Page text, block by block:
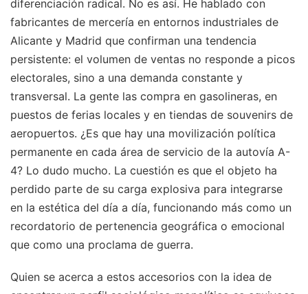
diferenciación radical. No es así. He hablado con
fabricantes de mercería en entornos industriales de
Alicante y Madrid que confirman una tendencia
persistente: el volumen de ventas no responde a picos
electorales, sino a una demanda constante y
transversal. La gente las compra en gasolineras, en
puestos de ferias locales y en tiendas de souvenirs de
aeropuertos. ¿Es que hay una movilización política
permanente en cada área de servicio de la autovía A-
4? Lo dudo mucho. La cuestión es que el objeto ha
perdido parte de su carga explosiva para integrarse
en la estética del día a día, funcionando más como un
recordatorio de pertenencia geográfica o emocional
que como una proclama de guerra.
Quien se acerca a estos accesorios con la idea de